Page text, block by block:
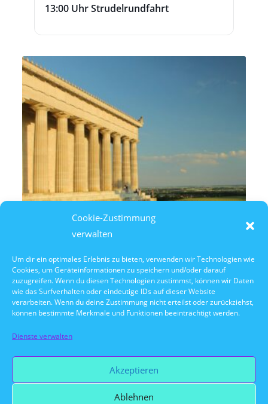
Cookie-Zustimmung
verwalten
Um dir ein optimales Erlebnis zu bieten, verwenden wir Technologien wie
Cookies, um Geräteinformationen zu speichern und/oder darauf
zuzugreifen. Wenn du diesen Technologien zustimmst, können wir Daten
wie das Surfverhalten oder eindeutige IDs auf dieser Website
verarbeiten. Wenn du deine Zustimmung nicht erteilst oder zurückziehst,
können bestimmte Merkmale und Funktionen beeinträchtigt werden.
Dienste verwalten
Akzeptieren
Ablehnen
13:00 Uhr Strudelrundfahrt
10. Oktober 2026
10:30 Uhr Walhalla Schifffahrt
Vorherige Veranstaltung
Nächste Veranstaltung